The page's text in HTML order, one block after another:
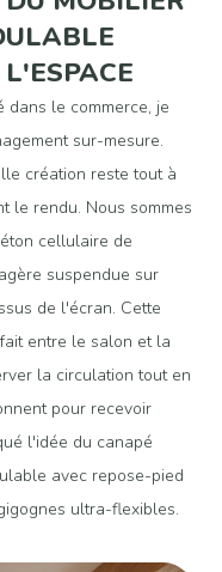
dans le commerce, je
sur-mesure.
création reste tout à
le rendu. Nous sommes
cellulaire de
suspendue sur
de l'écran. Cette
entre le salon et la
la circulation tout en
pour recevoir
l'idée du canapé
avec repose-pied
ultra-flexibles.